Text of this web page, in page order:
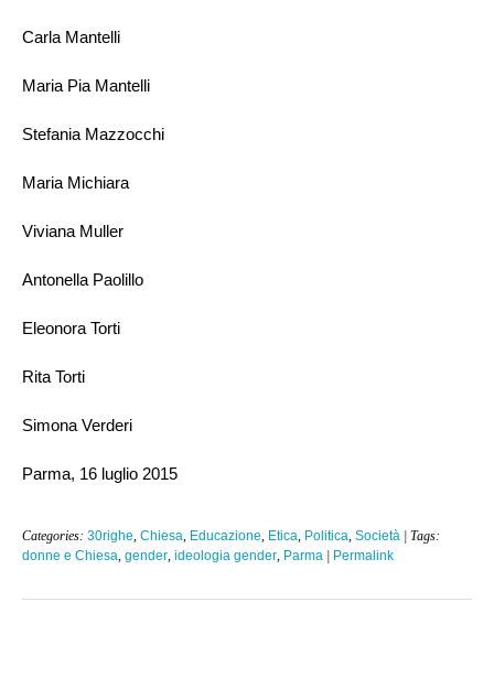
Carla Mantelli
Maria Pia Mantelli
Stefania Mazzocchi
Maria Michiara
Viviana Muller
Antonella Paolillo
Eleonora Torti
Rita Torti
Simona Verderi
Parma, 16 luglio 2015
Categories: 30righe Chiesa Educazione Etica Politica Società | Tags:
donne e Chiesa gender ideologia gender Parma | Permalink